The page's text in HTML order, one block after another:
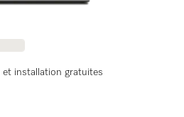
Etiquette énergétique
et installation gratuites